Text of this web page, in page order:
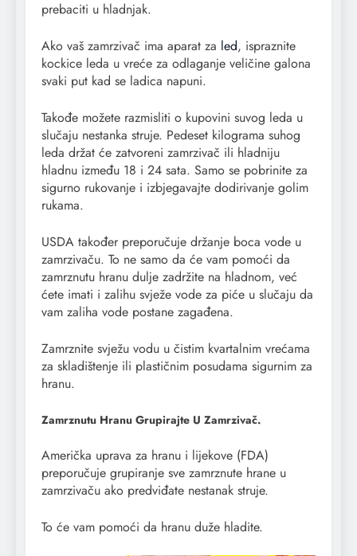
prebaciti u hladnjak.
Ako vaš zamrzivač ima aparat za led, ispraznite
kockice leda u vreće za odlaganje veličine galona
svaki put kad se ladica napuni.
Takođe možete razmisliti o kupovini suvog leda u
slučaju nestanka struje. Pedeset kilograma suhog
leda držat će zatvoreni zamrzivač ili hladniju
hladnu između 18 i 24 sata. Samo se pobrinite za
sigurno rukovanje i izbjegavajte dodirivanje golim
rukama.
USDA također preporučuje držanje boca vode u
zamrzivaču. To ne samo da će vam pomoći da
zamrznutu hranu dulje zadržite na hladnom, već
ćete imati i zalihu svježe vode za piće u slučaju da
vam zaliha vode postane zagađena.
Zamrznite svježu vodu u čistim kvartalnim vrećama
za skladištenje ili plastičnim posudama sigurnim za
hranu.
Zamrznutu Hranu Grupirajte U Zamrzivač.
Američka uprava za hranu i lijekove (FDA)
preporučuje grupiranje sve zamrznute hrane u
zamrzivaču ako predviđate nestanak struje.
To će vam pomoći da hranu duže hladite.